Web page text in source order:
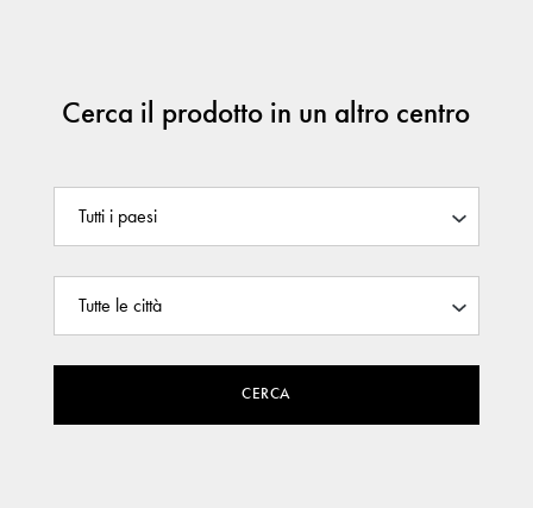
Cerca il prodotto in un altro centro
CERCA